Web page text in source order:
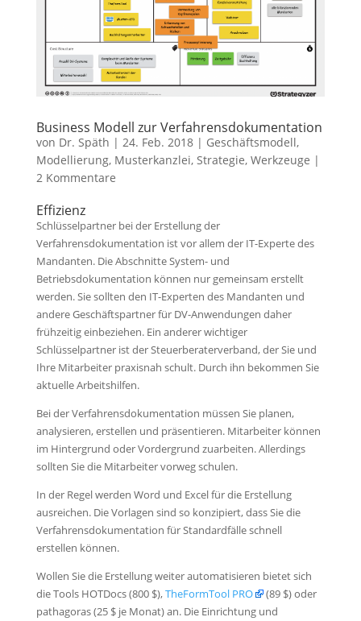
Business Modell zur Verfahrensdokumentation
von Dr. Späth | 24. Feb. 2018| Geschäftsmodell,
Modellierung, Musterkanzlei, Strategie, Werkzeuge |
2 Kommentare
Effizienz
Schlüsselpartner bei der Erstellung der
Verfahrensdokumentation ist vor allem der IT-Experte des
Mandanten. Die Abschnitte System- und
Betriebsdokumentation können nur gemeinsam erstellt
werden. Sie sollten den IT-Experten des Mandanten und
andere Geschäftspartner für DV-Anwendungen daher
frühzeitig einbeziehen. Ein anderer wichtiger
Schlüsselpartner ist der Steuerberaterverband, der Sie und
Ihre Mitarbeiter praxisnah schult. Durch ihn bekommen Sie
aktuelle Arbeitshilfen.
Bei der Verfahrensdokumentation müssen Sie planen,
analysieren, erstellen und präsentieren. Mitarbeiter können
im Hintergrund oder Vordergrund zuarbeiten. Allerdings
sollten Sie die Mitarbeiter vorweg schulen.
In der Regel werden Word und Excel für die Erstellung
ausreichen. Die Vorlagen sind so konzipiert, dass Sie die
Verfahrensdokumentation für Standardfälle schnell
erstellen können.
Wollen Sie die Erstellung weiter automatisieren bietet sich
die Tools HOTDocs (800 $),TheFormTool PRO
(89 $) oder
pathagoras (25 $ je Monat) an. Die Einrichtung und